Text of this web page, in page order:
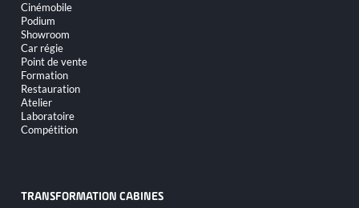
Cinémobile
Podium
Showroom
Car régie
Point de vente
Formation
Restauration
Atelier
Laboratoire
Compétition
TRANSFORMATION CABINES